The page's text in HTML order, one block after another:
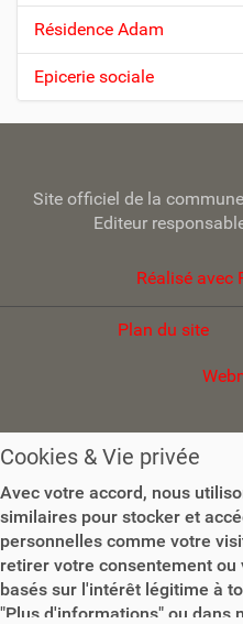
i
n
Résidence Adam
Epicerie sociale
Site officiel de la
Editeur
Réalisé avec
Plan du site
Cookies & Vie privée
Avec votre accord, nous
similaires pour stocker et
personnelles comme votre
retirer votre consentement
basés sur l'intérêt légitime à
"Plus d'informations" ou dans